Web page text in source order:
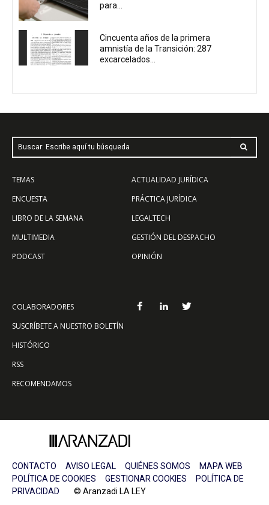
para...
Cincuenta años de la primera
amnistía de la Transición: 287
excarcelados...
Buscar: Escribe aquí tu búsqueda
TEMAS
ENCUESTA
LIBRO DE LA SEMANA
MULTIMEDIA
PODCAST
ACTUALIDAD JURÍDICA
PRÁCTICA JURÍDICA
LEGALTECH
GESTIÓN DEL DESPACHO
OPINIÓN
COLABORADORES
SUSCRÍBETE A NUESTRO BOLETÍN
HISTÓRICO
RSS
RECOMENDAMOS
CONTACTO AVISO LEGAL QUIÉNES SOMOS
MAPA WEB
POLÍTICA DE COOKIES
GESTIONAR COOKIES
POLÍTICA DE
PRIVACIDAD © Aranzadi LA LEY